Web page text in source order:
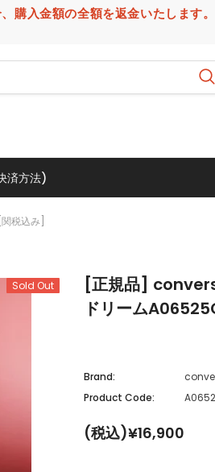
全額を返金いたします。
済方法)
税込み]
Sold Out
[正規品]
ドリーム
Brand:
Product Code:
(税込)¥16,900